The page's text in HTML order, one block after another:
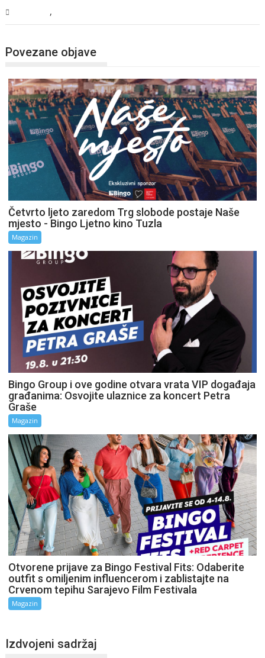
,
Povezane objave
Četvrto ljeto zaredom Trg slobode postaje Naše
mjesto - Bingo Ljetno kino Tuzla
Magazin
Bingo Group i ove godine otvara vrata VIP događaja
građanima: Osvojite ulaznice za koncert Petra
Graše
Magazin
Otvorene prijave za Bingo Festival Fits: Odaberite
outfit s omiljenim influencerom i zablistajte na
Crvenom tepihu Sarajevo Film Festivala
Magazin
Izdvojeni sadržaj